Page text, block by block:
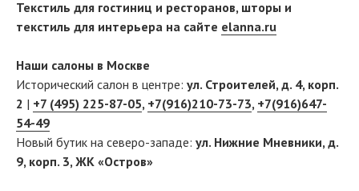
Текстиль для гостиниц и ресторанов, шторы и
текстиль для интерьера на сайте elanna.ru
Наши салоны в Москве
Исторический салон в центре: ул. Строителей, д. 4, корп.
2 | +7 (495) 225-87-05, +7(916)210-73-73, +7(916)647-
54-49
Новый бутик на северо-западе: ул. Нижние Мневники, д.
9, корп. 3, ЖК «Остров»